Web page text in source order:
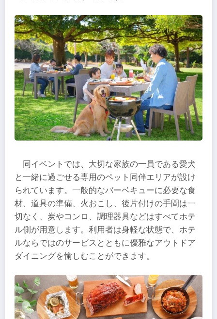
同イベントでは、大切な家族の一員である愛犬
と一緒に過ごせる専用のペット同伴エリアが設け
られています。一般的なバーベキューに必要な食
材、道具の準備、火おこし、後片付けの手間は一
切なく、炭やコンロ、調理器具などはすべてホテ
ル側が用意します。利用者は身軽な状態で、ホテ
ルならではのサービスとともに優雅なアウトドア
ダイニングを愉しむことができます。